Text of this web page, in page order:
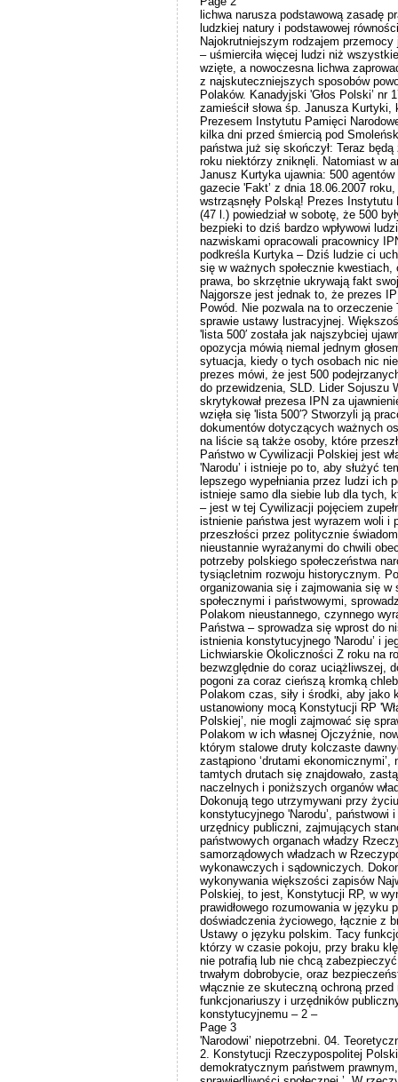
lichwa narusza podstawową zasadę
ludzkiej natury i podstawowej
Najokrutniejszym rodzajem
– uśmierciła więcej ludzi niż
wzięte, a nowoczesna lichwa
z najskuteczniejszych sposobów
Polaków. Kanadyjski 'Głos Polski’ nr
zamieścił słowa śp. Janusza Kurtyki,
Prezesem Instytutu Pamięci
kilka dni przed śmiercią pod
państwa już się skończył: Teraz
roku niektórzy zniknęli. Natomiast w
Janusz Kurtyka ujawnia: 500
gazecie 'Fakt’ z dnia 18.06.2007
wstrząsnęły Polską! Prezes
(47 l.) powiedział w sobotę, że 500
bezpieki to dziś bardzo wpływowi
nazwiskami opracowali pracownicy
podkreśla Kurtyka – Dziś ludzie ci
się w ważnych społecznie
prawa, bo skrzętnie ukrywają fakt
Najgorsze jest jednak to, że prezes
Powód. Nie pozwala na to orzeczenie
sprawie ustawy lustracyjnej.
'lista 500′ została jak najszybciej
opozycja mówią niemal jednym
sytuacja, kiedy o tych osobach nic
prezes mówi, że jest 500
do przewidzenia, SLD. Lider Sojuszu
skrytykował prezesa IPN za
wzięła się 'lista 500′? Stworzyli ją
dokumentów dotyczących ważnych
na liście są także osoby, które
Państwo w Cywilizacji Polskiej jest
'Narodu’ i istnieje po to, aby służyć
lepszego wypełniania przez ludzi ich
istnieje samo dla siebie lub dla tych,
– jest w tej Cywilizacji pojęciem
istnienie państwa jest wyrazem woli i
przeszłości przez politycznie
nieustannie wyrażanymi do chwili
potrzeby polskiego społeczeństwa
tysiącletnim rozwoju historycznym.
organizowania się i zajmowania się w
społecznymi i państwowymi,
Polakom nieustannego, czynnego
Państwa – sprowadza się wprost do
istnienia konstytucyjnego 'Narodu’ i
Lichwiarskie Okoliczności Z roku na
bezwzględnie do coraz uciążliwszej,
pogoni za coraz cieńszą kromką
Polakom czas, siły i środki, aby jako
ustanowiony mocą Konstytucji RP
Polskiej’, nie mogli zajmować się
Polakom w ich własnej Ojczyźnie,
którym stalowe druty kolczaste
zastąpiono ‘drutami
tamtych drutach się znajdowało,
naczelnych i poniższych organów
Dokonują tego utrzymywani przy
konstytucyjnego 'Narodu’,
urzędnicy publiczni, zajmujących
państwowych organach władzy
samorządowych władzach w
wykonawczych i sądowniczych.
wykonywania większości zapisów
Polskiej, to jest, Konstytucji RP, w
prawidłowego rozumowania w
doświadczenia życiowego, łącznie z
Ustawy o języku polskim. Tacy
którzy w czasie pokoju, przy braku
nie potrafią lub nie chcą
trwałym dobrobycie, oraz
włącznie ze skuteczną ochroną
funkcjonariuszy i urzędników
konstytucyjnemu – 2 –
Page 3
'Narodowi’ niepotrzebni. 04.
2. Konstytucji Rzeczypospolitej
demokratycznym państwem